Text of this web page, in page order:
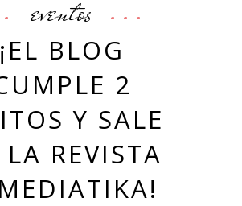
eventos
¡EL BLOG
2
Y SALE
LA REVISTA